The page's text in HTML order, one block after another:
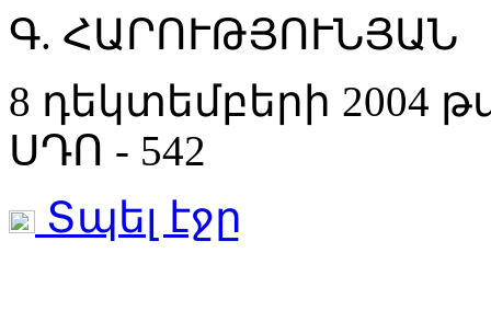
Գ. ՀԱՐՈՒԹՅՈՒՆՅԱՆ
8 դեկտեմբերի 2004
ՍԴՈ - 542
Տպել էջը